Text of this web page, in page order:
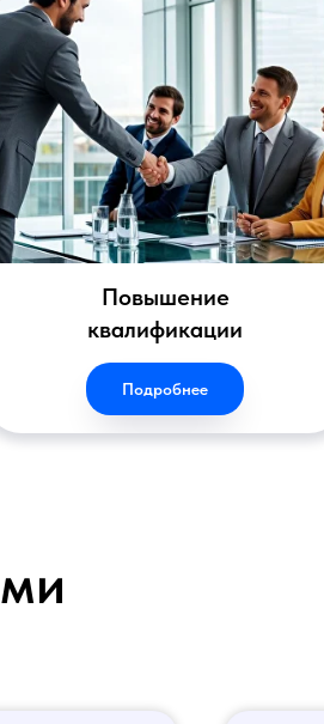
Повышение
квалификации
Подробнее